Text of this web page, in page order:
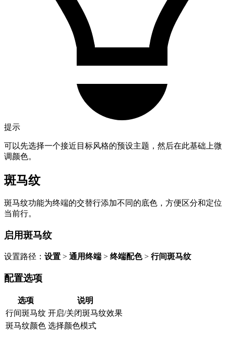
提示
可以先选择一个接近目标风格的预设主题，然后在此基础上微
调颜色。
斑马纹
斑马纹功能为终端的交替行添加不同的底色，方便区分和定位
当前行。
启用斑马纹
设置路径： 设置 > 通用终端 > 终端配色> 行间斑马纹
配置选项
选项
说明
行间斑马纹 开启/关闭斑马纹效果
斑马纹颜色 选择颜色模式